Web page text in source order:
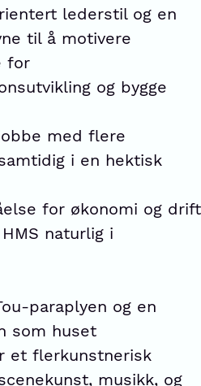
lederstil og en
til å motivere
for
og bygge
med flere
i en hektisk
for økonomi og drift
naturlig i
paraplyen og en
som huset
et flerkunstnerisk
musikk, og